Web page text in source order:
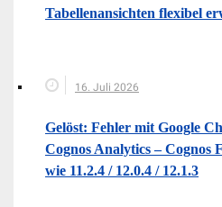
Tabellenansichten flexibel
16. Juli 2026
Gelöst: Fehler mit Google
Cognos Analytics – Cognos
wie 11.2.4 / 12.0.4 / 12.1.3